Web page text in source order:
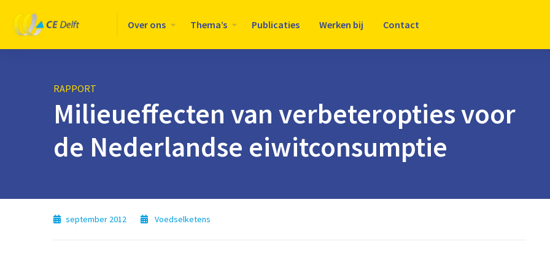
Logo
CE
Delft
Over ons Thema’s Publicaties Werken bij Contact
RAPPORT
Milieueffecten van verbeteropties voor
de Nederlandse eiwitconsumptie
september 2012 Voedselketens